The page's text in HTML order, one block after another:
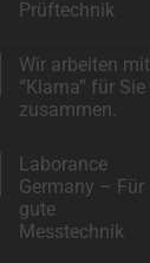
neuen
Modellen!
Prüftechnik
zu
Wir
stellen
vor:
Das
Suchportal
für
professionelle
Mess-
und
Wir arbeiten mit
“Klarna” für Sie
zusammen.
Wir
arbeiten
mit
“Klarna”
für
Laborance
Germany – Für
gute
Messtechnik